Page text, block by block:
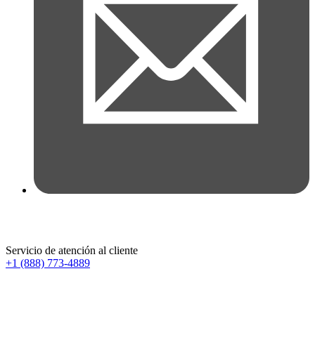
Servicio de atención al cliente
+1 (888) 773-4889